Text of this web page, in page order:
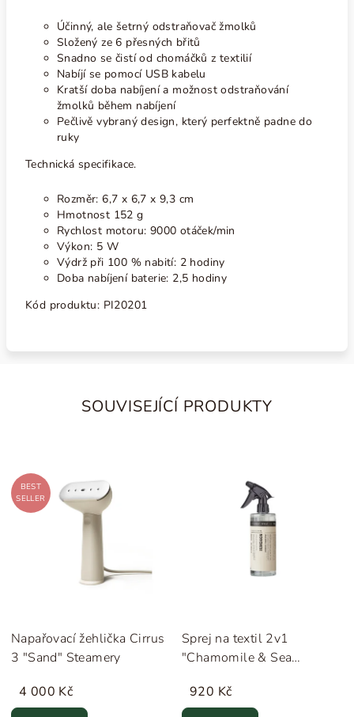
Účinný, ale šetrný odstraňovač žmolků
Složený ze 6 přesných břitů
Snadno se čistí od chomáčků z textilií
Nabíjí se pomocí USB kabelu
Kratší doba nabíjení a možnost odstraňování
žmolků během nabíjení
Pečlivě vybraný design, který perfektně padne do
ruky
Technická specifikace.
Rozměr: 6,7 x 6,7 x 9,3 cm
Hmotnost 152 g
Rychlost motoru: 9000 otáček/min
Výkon: 5 W
Výdrž při 100 % nabití: 2 hodiny
Doba nabíjení baterie: 2,5 hodiny
Kód produktu: PI20201
SOUVISEJÍCÍ PRODUKTY
BEST
SELLER
Napařovací žehlička Cirrus
3 "Sand" Steamery
4 000 Kč
Sprej na textil 2v1
"Chamomile & Sea
Humdakin
920 Kč